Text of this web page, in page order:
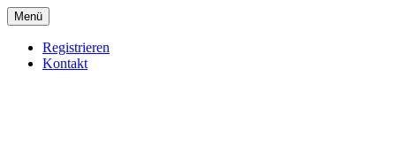
Menü
Registrieren
Kontakt